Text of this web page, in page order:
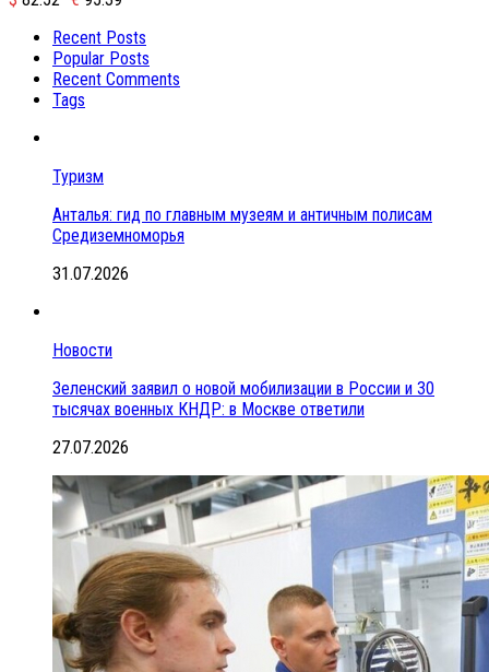
Recent Posts
Popular Posts
Recent Comments
Tags
Туризм
Анталья: гид по главным музеям и античным полисам
Средиземноморья
31.07.2026
Новости
Зеленский заявил о новой мобилизации в России и 30
тысячах военных КНДР: в Москве ответили
27.07.2026